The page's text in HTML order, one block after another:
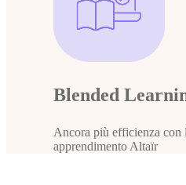
Blended
Ancora più efficienza con
apprendimento Altaïr